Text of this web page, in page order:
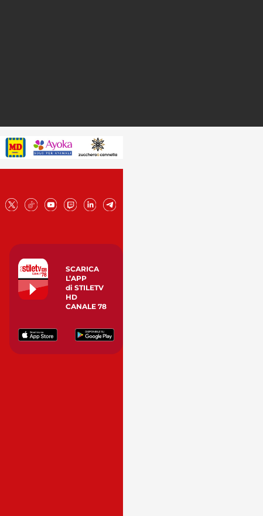
SCARICA
L’APP
di STILETV
HD
CANALE 78